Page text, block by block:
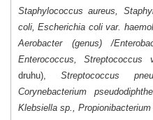
Staphylococcus aureus,
coli, Escherichia coli var.
Aerobacter (genus) /
Enterococcus, Streptococcus
druhu),
Streptococcus
Corynebacterium
Klebsiella sp., Propionibacterium